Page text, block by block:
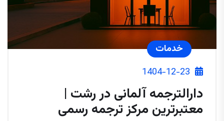
خدمات
1404-12-23
دارالترجمه آلمانی در رشت |
معتبرترین مرکز ترجمه رسمی